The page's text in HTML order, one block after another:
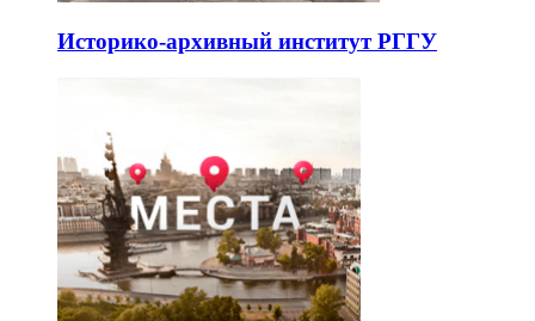
Историко-архивный институт РГГУ